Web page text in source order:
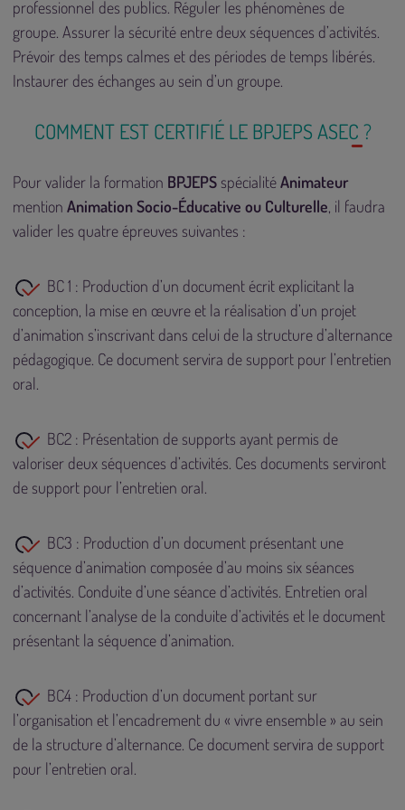
professionnel des publics. Réguler les phénomènes de
groupe. Assurer la sécurité entre deux séquences d’activités.
Prévoir des temps calmes et des périodes de temps libérés.
Instaurer des échanges au sein d’un groupe.
COMMENT EST CERTIFIÉ LE BPJEPS ASEC ?
Pour valider la formation BPJEPSspécialitéAnimateur
mention Animation Socio-Éducative ou Culturelle, il faudra
valider les quatre épreuves suivantes :
BC 1 : Production d’un document écrit explicitant la
conception, la mise en œuvre et la réalisation d’un projet
d’animation s’inscrivant dans celui de la structure d’alternance
pédagogique. Ce document servira de support pour l’entretien
oral.
BC2 : Présentation de supports ayant permis de
valoriser deux séquences d’activités. Ces documents serviront
de support pour l’entretien oral.
BC3 : Production d’un document présentant une
séquence d’animation composée d’au moins six séances
d’activités. Conduite d’une séance d’activités. Entretien oral
concernant l’analyse de la conduite d’activités et le document
présentant la séquence d’animation.
BC4 : Production d’un document portant sur
l’organisation et l’encadrement du « vivre ensemble » au sein
de la structure d’alternance. Ce document servira de support
pour l’entretien oral.